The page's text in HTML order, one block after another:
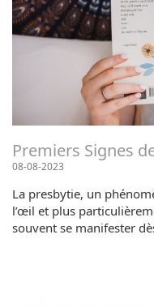
Premiers Signes
08-08-2023
La presbytie, un
l’œil et plus
souvent se manifester